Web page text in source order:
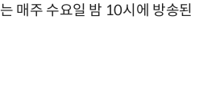
매주 수요일 밤 10시에 방송된